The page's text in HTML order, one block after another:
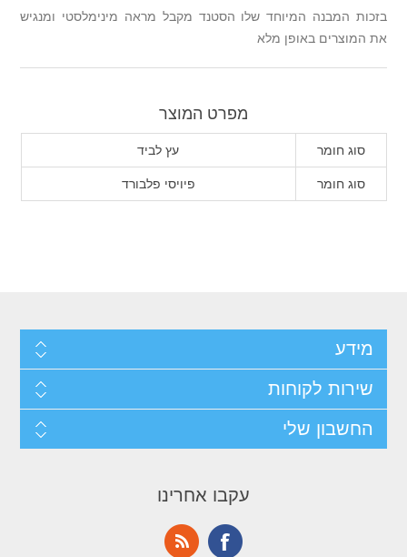
בזכות המבנה המיוחד שלו הסטנד מקבל מראה מינימלסטי ומנגיש
את המוצרים באופן מלא
מפרט המוצר
סוג חומר עץ לביד
סוג חומר פיויסי פלבורד
מידע
שירות לקוחות
החשבון שלי
עקבו אחרינו